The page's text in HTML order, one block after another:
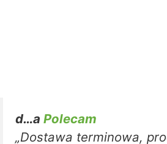
d…a Polecam
„Dostawa terminowa,